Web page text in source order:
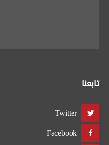
تابعنا
Twitter
Facebook